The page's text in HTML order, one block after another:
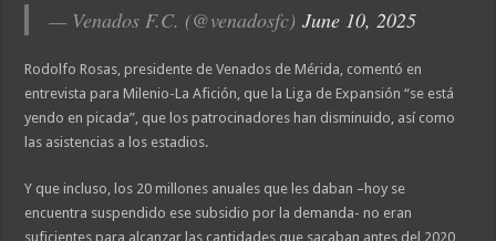
— Venados F.C. (@venadosfc)June 10, 2025
Rodolfo Rosas, presidente de Venados de Mérida, comentó en
entrevista para Milenio-La Afición, que la Liga de Expansión “se está
yendo en picada”, que los patrocinadores han disminuido, así como
las asistencias a los estadios.
Y que incluso, los 20 millones anuales que les daban –hoy se
encuentra suspendido ese subsidio por la demanda- no eran
suficientes para alcanzar las cantidades que sacaban antes del 2020